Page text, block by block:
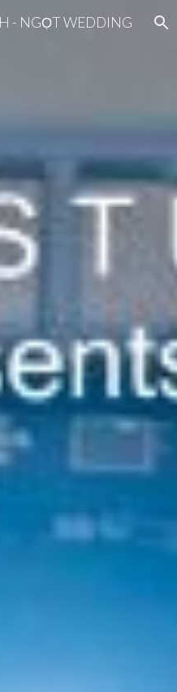
Skip to navigation
- NGỌT WEDDING